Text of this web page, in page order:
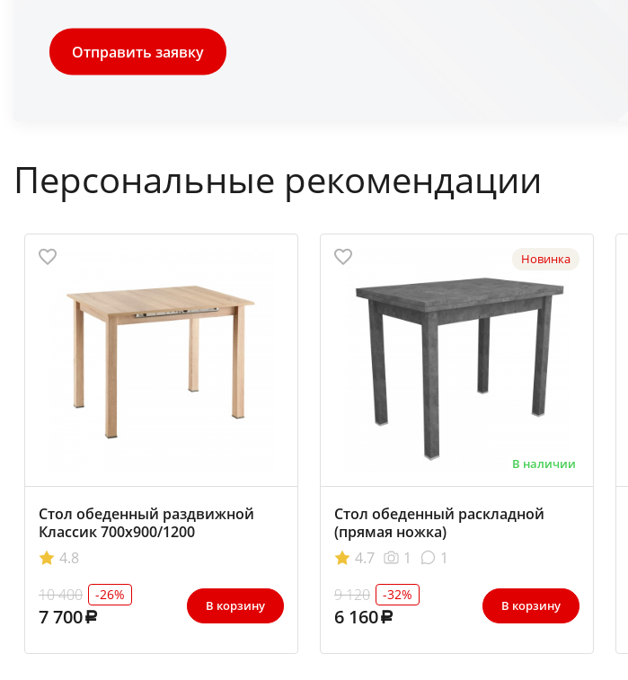
Отправить заявку
Персональные рекомендации
Стол обеденный раздвижной
Классик 700х900/1200
4.8
10 400
-26%
7 700 В корзину
Новинка
В наличии
Стол обеденный раскладной
(прямая ножка)
4.7
1
1
9 120
-32%
6 160 В корзину